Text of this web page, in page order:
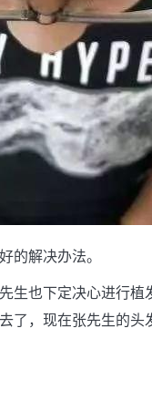
的解决办法。
生也下定决心进行
了，现在张先生的